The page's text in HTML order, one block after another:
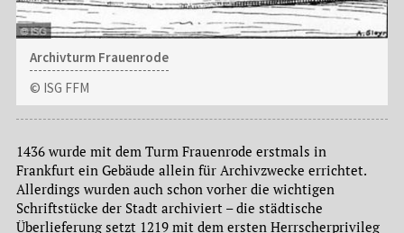
Archivturm Frauenrode
© ISG FFM
1436 wurde mit dem Turm Frauenrode erstmals in
Frankfurt ein Gebäude allein für Archivzwecke errichtet.
Allerdings wurden auch schon vorher die wichtigen
Schriftstücke der Stadt archiviert – die städtische
Überlieferung setzt 1219 mit dem ersten Herrscherprivileg